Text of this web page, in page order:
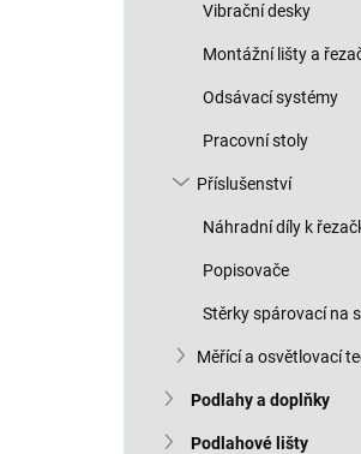
Vibrační desky
Montážní lišty a
Odsávací systémy
Pracovní stoly
Příslušenství
Náhradní díly k
Popisovače
Stěrky spárovací na
Měřící a osvětlovací
Podlahy a doplňky
Podlahové lišty